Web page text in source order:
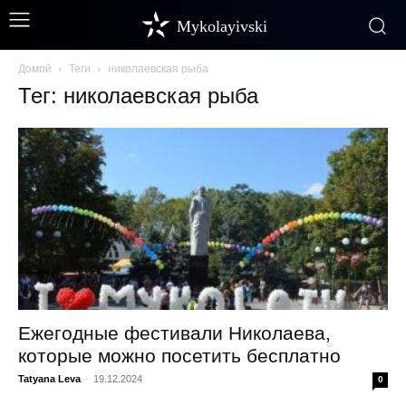
Mykolayivski
Домой Теги николаевская рыба
Тег: николаевская рыба
Ежегодные фестивали Николаева,
которые можно посетить бесплатно
Tatyana Leva - 19.12.2024 0